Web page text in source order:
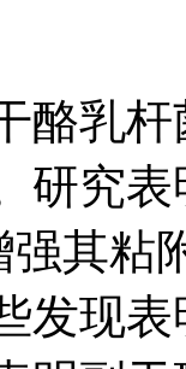
酪乳
研究
强其粘
发现